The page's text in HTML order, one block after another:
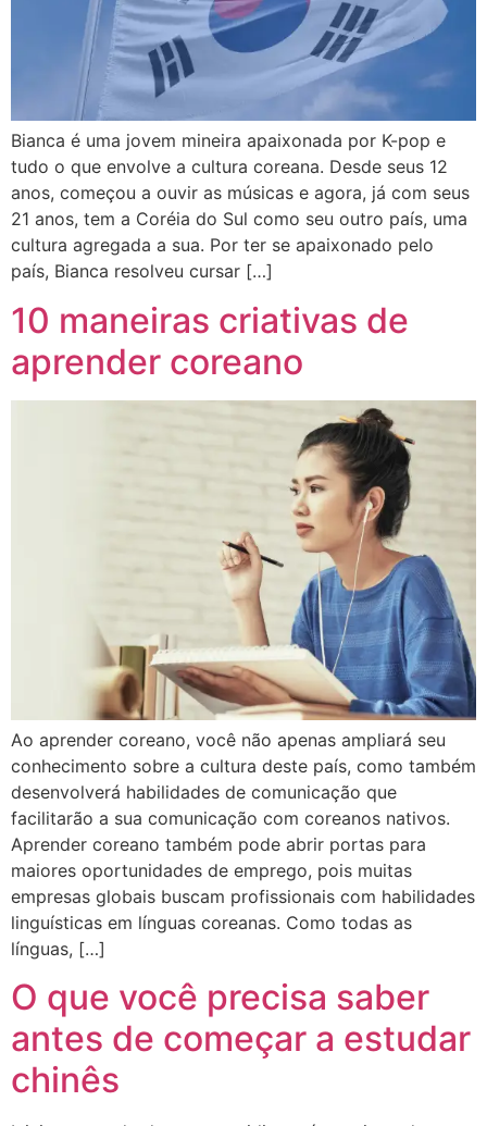
Bianca é uma jovem mineira apaixonada por K-pop e
tudo o que envolve a cultura coreana. Desde seus 12
anos, começou a ouvir as músicas e agora, já com seus
21 anos, tem a Coréia do Sul como seu outro país, uma
cultura agregada a sua. Por ter se apaixonado pelo
país, Bianca resolveu cursar […]
10 maneiras criativas de
aprender coreano
Ao aprender coreano, você não apenas ampliará seu
conhecimento sobre a cultura deste país, como também
desenvolverá habilidades de comunicação que
facilitarão a sua comunicação com coreanos nativos.
Aprender coreano também pode abrir portas para
maiores oportunidades de emprego, pois muitas
empresas globais buscam profissionais com habilidades
linguísticas em línguas coreanas. Como todas as
línguas, […]
O que você precisa saber
antes de começar a estudar
chinês